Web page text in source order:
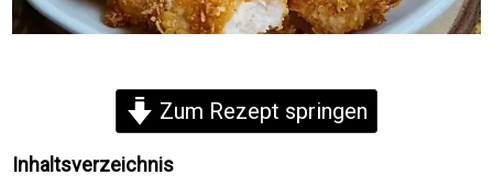
Zum Rezept springen
Inhaltsverzeichnis